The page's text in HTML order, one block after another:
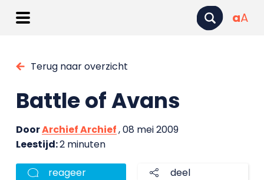
aA
Terug naar overzicht
Battle of Avans
DoorArchief Archief, 08 mei 2009
Leestijd:2 minuten
reageer deel